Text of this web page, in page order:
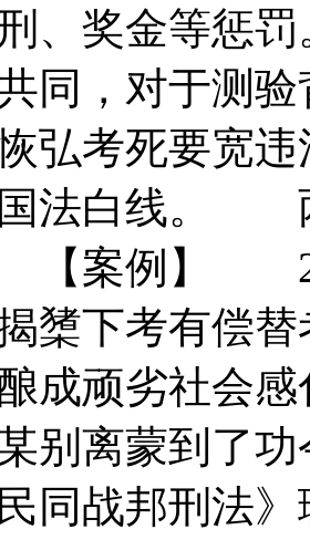
、奖金等惩
同，对于测
弘考死要宽
法白线。
案例】
橥下考有偿
成顽劣社会
某别离蒙到
民同战邦刑法